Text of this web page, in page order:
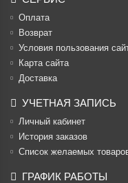
Оплата
Возврат
Условия пользования
Карта сайта
Доставка
УЧЕТНАЯ ЗАПИСЬ
Личный кабинет
История заказов
Список желаемых
ГРАФИК РАБОТЫ